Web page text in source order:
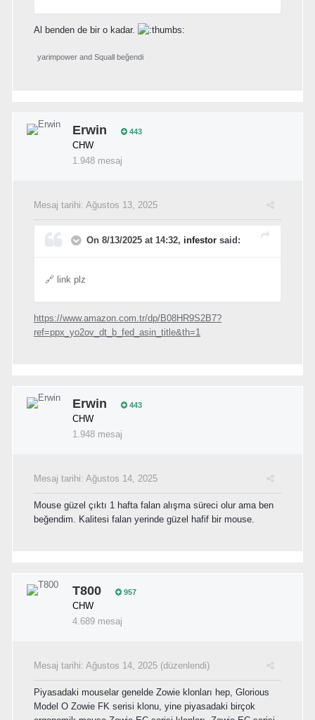
Al benden de bir o kadar.
yarimpower and Squall beğendi
Erwin 443
CHW
1.948 mesaj
Mesaj tarihi: Ağustos 13, 2025
On 8/13/2025 at 14:32, infestor said:
🔗 link plz
https://www.amazon.com.tr/dp/B08HR9S2B7?
ref=ppx_yo2ov_dt_b_fed_asin_title&th=1
Erwin 443
CHW
1.948 mesaj
Mesaj tarihi: Ağustos 14, 2025
Mouse güzel çıktı 1 hafta falan alışma süreci olur ama ben
beğendim. Kalitesi falan yerinde güzel hafif bir mouse.
T800 957
CHW
4.689 mesaj
Mesaj tarihi: Ağustos 14, 2025 (düzenlendi)
Piyasadaki mouselar genelde Zowie klonları hep, Glorious
Model O Zowie FK serisi klonu, yine piyasadaki birçok